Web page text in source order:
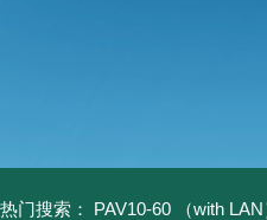
热门搜索： PAV10-60 （with